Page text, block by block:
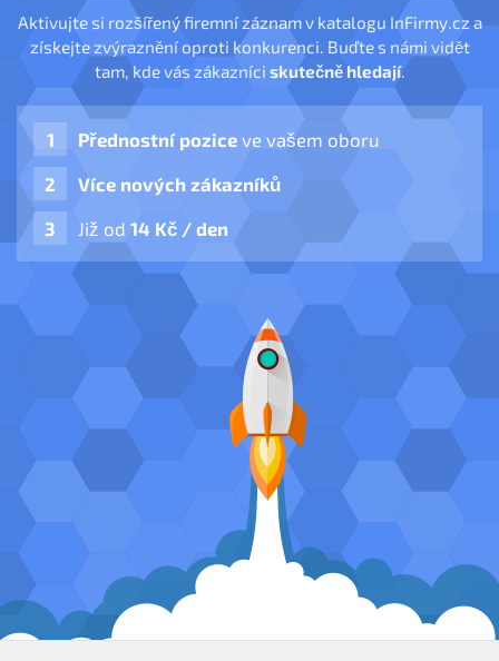
Aktivujte si rozšířený firemní záznam v katalogu InFirmy.cz a
získejte zvýraznění oproti konkurenci. Buďte s námi vidět
tam, kde vás zákazníci skutečně hledají.
Přednostní pozice ve vašem oboru
Více nových zákazníků
Již od 14 Kč / den